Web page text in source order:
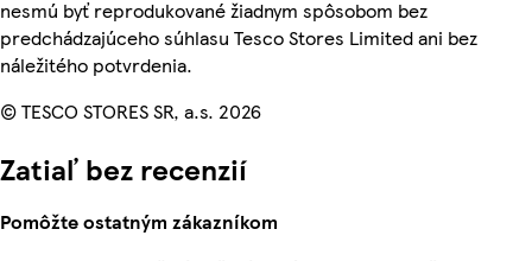
nesmú byť reprodukované žiadnym spôsobom bez
predchádzajúceho súhlasu Tesco Stores Limited ani bez
náležitého potvrdenia.
© TESCO STORES SR, a.s. 2026
Zatiaľ bez recenzií
Pomôžte ostatným zákazníkom